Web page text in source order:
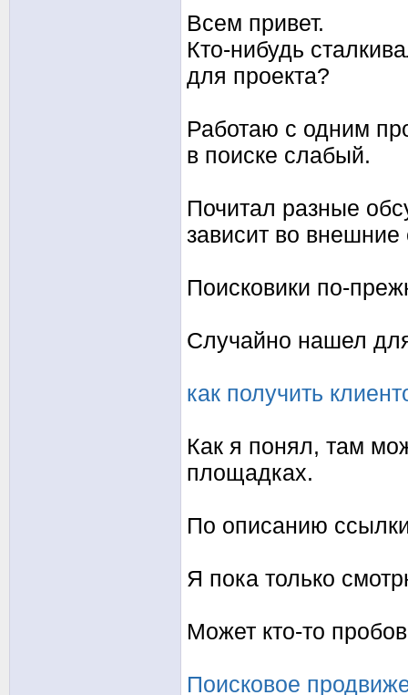
Всем привет.
Кто-нибудь
для проекта?
Работаю с одним
в поиске слабый.
Почитал разные
зависит во внешние
Поисковики по-
Случайно нашел
как получить
Как я понял, там
площадках.
По описанию
Я пока только
Может кто-то
Поисковое